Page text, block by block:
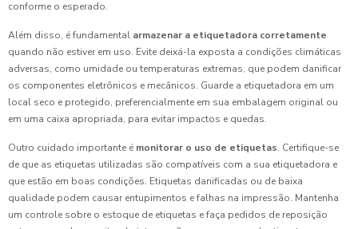
conforme o esperado.
Além disso, é fundamental armazenar a etiquetadora corretamente
quando não estiver em uso. Evite deixá-la exposta a condições climáticas
adversas, como umidade ou temperaturas extremas, que podem danificar
os componentes eletrônicos e mecânicos. Guarde a etiquetadora em um
local seco e protegido, preferencialmente em sua embalagem original ou
em uma caixa apropriada, para evitar impactos e quedas.
Outro cuidado importante é monitorar o uso de etiquetas. Certifique-se
de que as etiquetas utilizadas são compatíveis com a sua etiquetadora e
que estão em boas condições. Etiquetas danificadas ou de baixa
qualidade podem causar entupimentos e falhas na impressão. Mantenha
um controle sobre o estoque de etiquetas e faça pedidos de reposição